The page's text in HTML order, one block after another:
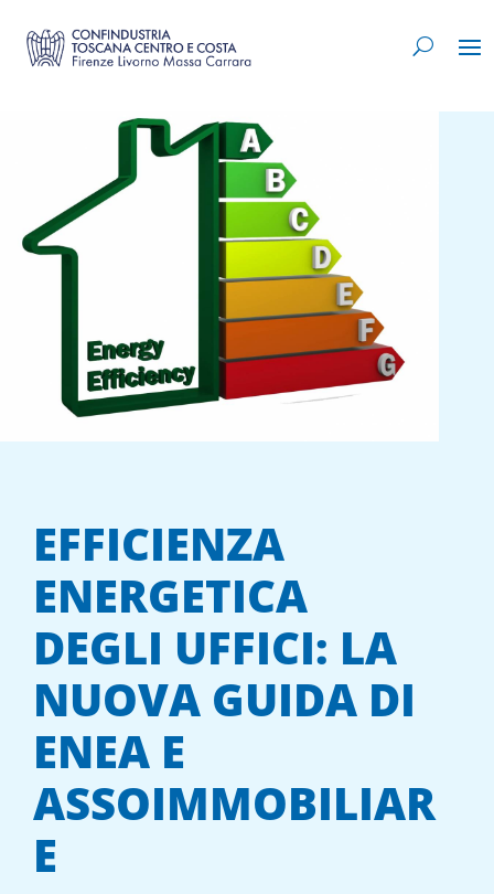
EFFICIENZA
ENERGETICA
DEGLI UFFICI: LA
NUOVA GUIDA DI
ENEA E
ASSOIMMOBILIAR
E